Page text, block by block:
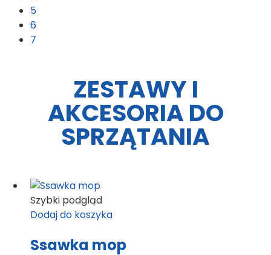
5
6
7
ZESTAWY I
AKCESORIA DO
SPRZĄTANIA
Szybki podgląd
Dodaj do koszyka
Ssawka mop